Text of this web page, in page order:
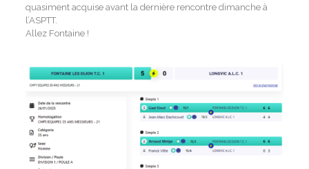
quasiment acquise avant la dernière rencontre dimanche à
l’ASPTT.
Allez Fontaine !